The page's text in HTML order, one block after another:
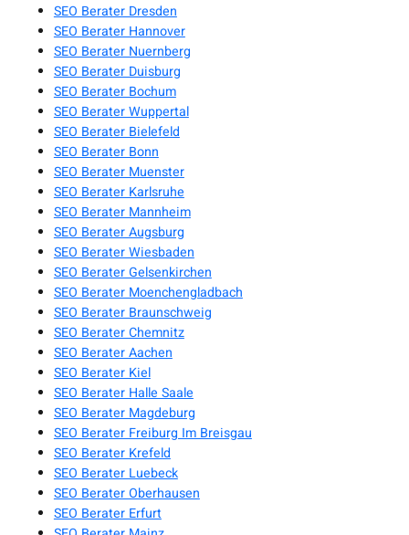
SEO Berater Dresden
SEO Berater Hannover
SEO Berater Nuernberg
SEO Berater Duisburg
SEO Berater Bochum
SEO Berater Wuppertal
SEO Berater Bielefeld
SEO Berater Bonn
SEO Berater Muenster
SEO Berater Karlsruhe
SEO Berater Mannheim
SEO Berater Augsburg
SEO Berater Wiesbaden
SEO Berater Gelsenkirchen
SEO Berater Moenchengladbach
SEO Berater Braunschweig
SEO Berater Chemnitz
SEO Berater Aachen
SEO Berater Kiel
SEO Berater Halle Saale
SEO Berater Magdeburg
SEO Berater Freiburg Im Breisgau
SEO Berater Krefeld
SEO Berater Luebeck
SEO Berater Oberhausen
SEO Berater Erfurt